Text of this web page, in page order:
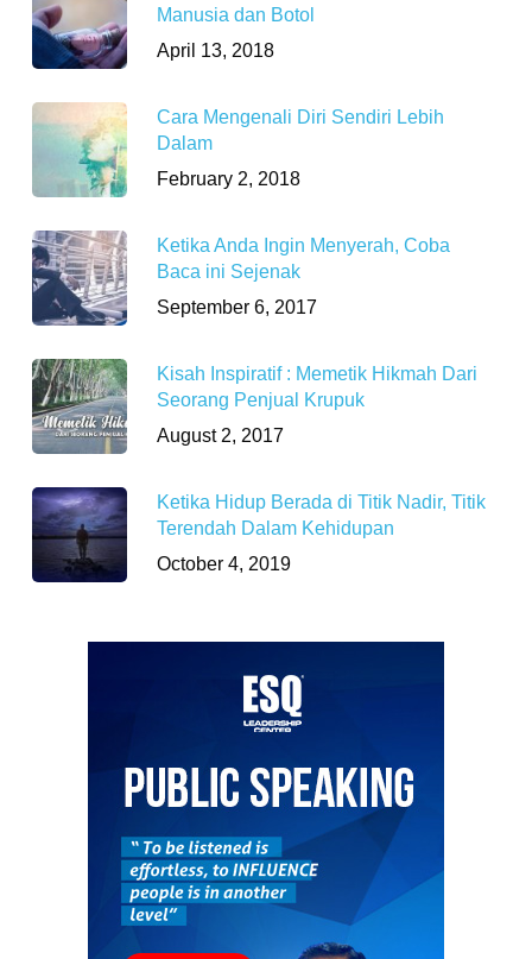
Manusia dan Botol
April 13, 2018
Cara Mengenali Diri Sendiri Lebih
Dalam
February 2, 2018
Ketika Anda Ingin Menyerah, Coba
Baca ini Sejenak
September 6, 2017
Kisah Inspiratif : Memetik Hikmah Dari
Seorang Penjual Krupuk
August 2, 2017
Ketika Hidup Berada di Titik Nadir, Titik
Terendah Dalam Kehidupan
October 4, 2019